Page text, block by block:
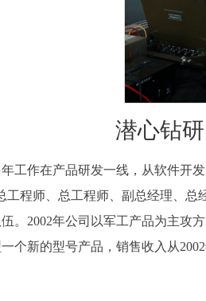
潜心钻
工作在产品研发一线，从软件开
工程师、总工程师、副总经理、
。2002年公司以军工产品为主攻
个新的型号产品，销售收入从